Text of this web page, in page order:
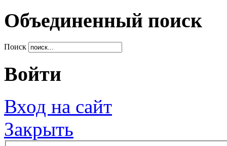
Объединенный поиск
Поиск
Войти
Вход на сайт
Закрыть